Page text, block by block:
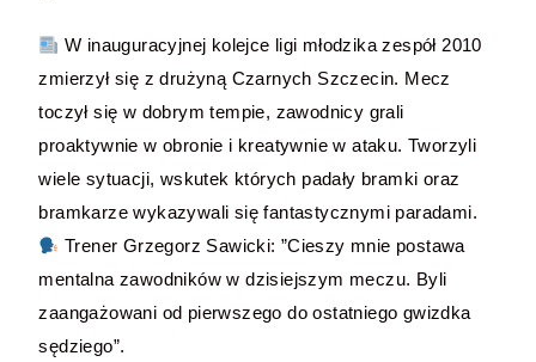
W inauguracyjnej kolejce ligi młodzika zespół 2010
zmierzył się z drużyną Czarnych Szczecin. Mecz
toczył się w dobrym tempie, zawodnicy grali
proaktywnie w obronie i kreatywnie w ataku. Tworzyli
wiele sytuacji, wskutek których padały bramki oraz
bramkarze wykazywali się fantastycznymi paradami.
Trener Grzegorz Sawicki: ”Cieszy mnie postawa
mentalna zawodników w dzisiejszym meczu. Byli
zaangażowani od pierwszego do ostatniego gwizdka
sędziego”.